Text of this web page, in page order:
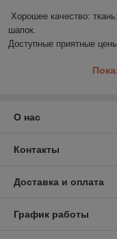
Хорошее качество:
шапок.
Доступные приятные
О нас
Контакты
Доставка и оплата
График работы